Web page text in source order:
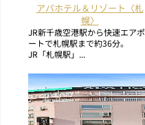
アパホテル＆リゾート〈札
幌〉
JR新千歳空港駅から快速エアポ
ートで札幌駅まで約36分。
JR「札幌駅」...